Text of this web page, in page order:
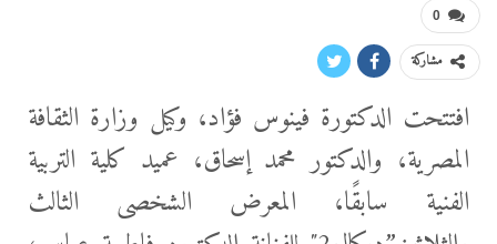
0
مشاركة
افتتحت الدكتورة فينوس فؤاد، وكيل وزارة الثقافة
المصرية، والدكتور محمد إسحاق، عميد كلية التربية
الفنية سابقًا، المعرض الشخصى الثالث